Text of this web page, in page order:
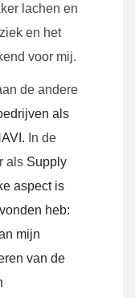
lachen en
en het
voor mij.
de andere
als
In de
als Supply
aspect is
heb:
mijn
van de